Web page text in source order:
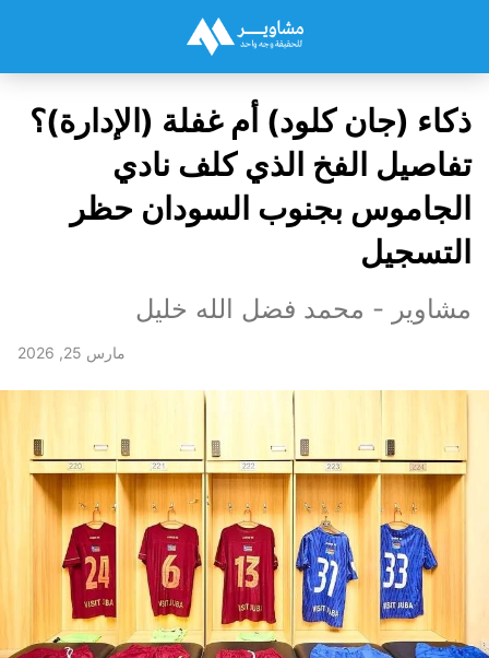
ذكاء (جان كلود) أم غفلة (الإدارة)؟
تفاصيل الفخ الذي كلف نادي
الجاموس بجنوب السودان حظر
التسجيل
مشاوير - محمد فضل الله خليل
مارس 25, 2026